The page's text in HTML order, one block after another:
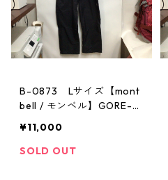
B-0873 Lサイズ【mont
bell / モンベル】GORE-T
パンツ：メンズBK
¥11,000
SOLD OUT